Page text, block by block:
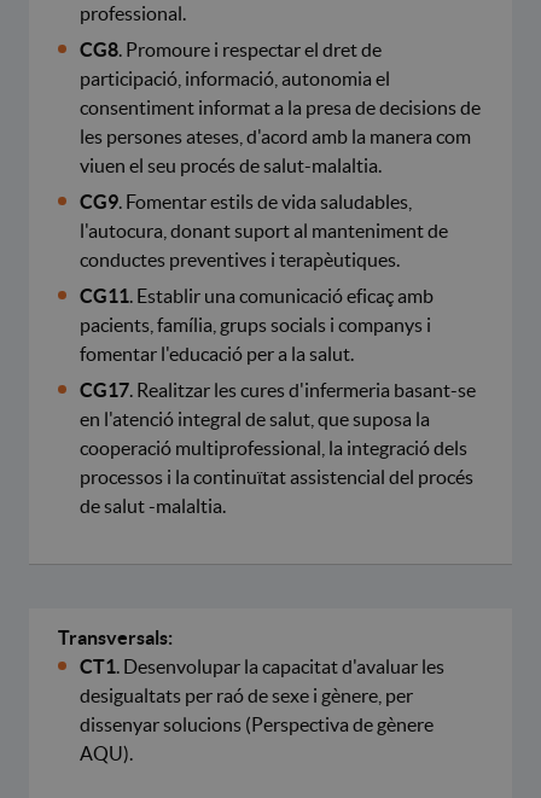
professional.
CG8 . Promoure i respectar el dret de
participació, informació, autonomia el
consentiment informat a la presa de decisions de
les persones ateses, d'acord amb la manera com
viuen el seu procés de salut-malaltia.
CG9 . Fomentar estils de vida saludables,
l'autocura, donant suport al manteniment de
conductes preventives i terapèutiques.
CG11 . Establir una comunicació eficaç amb
pacients, família, grups socials i companys i
fomentar l'educació per a la salut.
CG17 . Realitzar les cures d'infermeria basant-se
en l'atenció integral de salut, que suposa la
cooperació multiprofessional, la integració dels
processos i la continuïtat assistencial del procés
de salut -malaltia.
Transversals:
CT1 . Desenvolupar la capacitat d'avaluar les
desigualtats per raó de sexe i gènere, per
dissenyar solucions (Perspectiva de gènere
AQU).